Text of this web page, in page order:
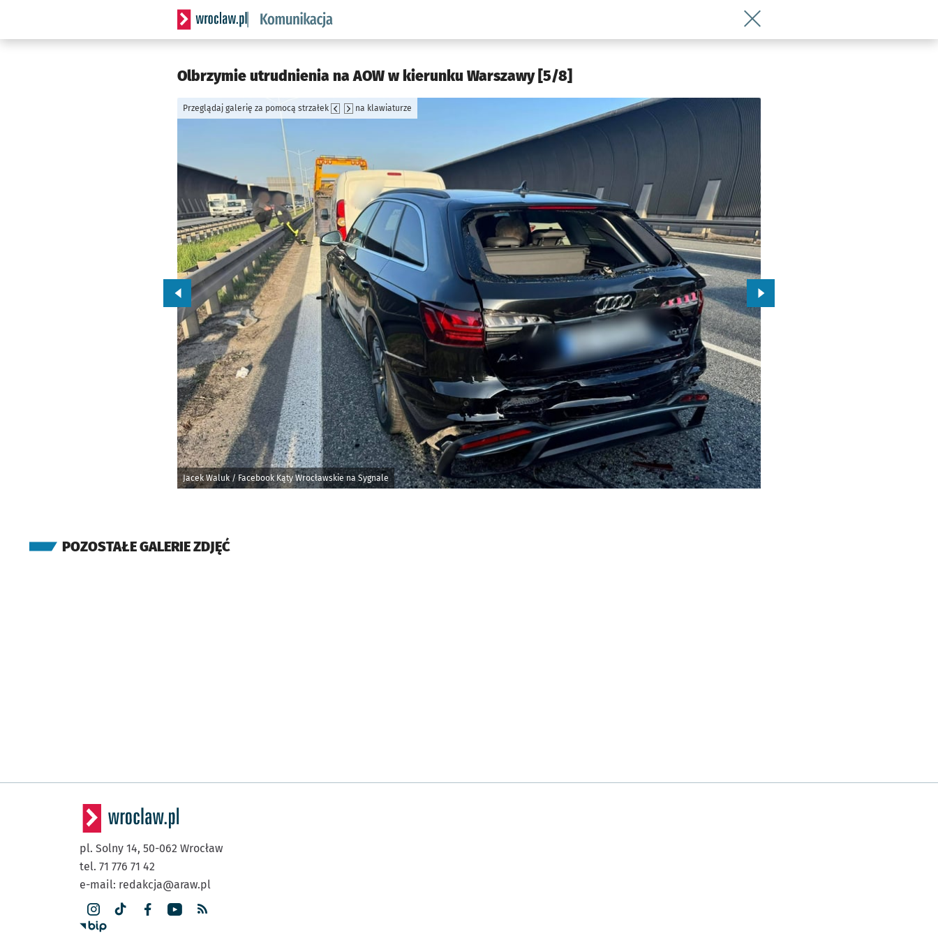
Serwis informacyjny wroclaw.pl podserwis: Komunikacja
Wróć do artykułu Olbrzymie
Olbrzymie utrudnienia na AOW w kierunku Warszawy [5/8]
Jacek Waluk / Facebook Kąty Wrocławskie na Sygnale
Przeglądaj galerię za pomocą strzałek na klawiaturze
Przejdź do poprzedniego zdjęcia. Przejdź do kolejnego zdjęcia.
POZOSTAŁE GALERIE ZDJĘĆ
pl. Solny 14, 50-062 Wrocław
tel. 71 776 71 42
e-mail: redakcja@araw.pl